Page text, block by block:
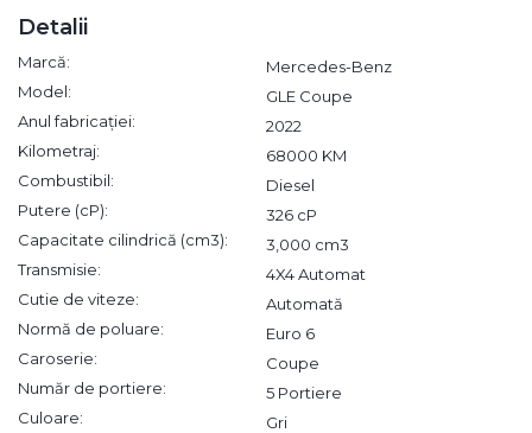
Detalii
Marcă:
Mercedes-Benz
Model:
GLE Coupe
Anul fabricației:
2022
Kilometraj:
68000 KM
Combustibil:
Diesel
Putere (cP):
326 cP
Capacitate cilindrică (cm3):
3,000 cm3
Transmisie:
4X4 Automat
Cutie de viteze:
Automată
Normă de poluare:
Euro 6
Caroserie:
Coupe
Număr de portiere:
5 Portiere
Culoare:
Gri